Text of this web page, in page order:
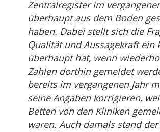
Zentralregister im
überhaupt aus dem Boden
haben. Dabei stellt sich die
Qualität und Aussagekraft ein
überhaupt hat, wenn
Zahlen dorthin gemeldet
bereits im vergangenen Jahr
seine Angaben korrigieren,
Betten von den Kliniken
waren. Auch damals stand